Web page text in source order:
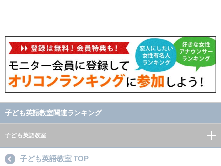
子ども英語教室関連ランキング
子ども英語教室
子ども英語教室 TOP